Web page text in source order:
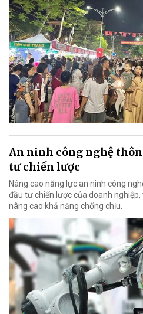
An ninh công nghệ
tư chiến lược
Nâng cao năng lực an ninh công
đầu tư chiến lược của doanh
nâng cao khả năng chống chịu.